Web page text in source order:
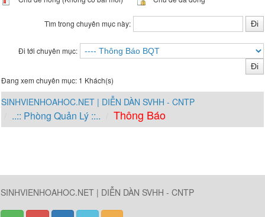
Tìm trong chuyên mục này:
Đi tới chuyên mục:
Đang xem chuyên mục: 1 Khách(s)
SINHVIENHOAHOC.NET | DIỄN DÀN SVHH - CNTP
..:: Phòng Quản Lý ::.. Thông Báo
SINHVIENHOAHOC.NET | DIỄN DÀN SVHH - CNTP